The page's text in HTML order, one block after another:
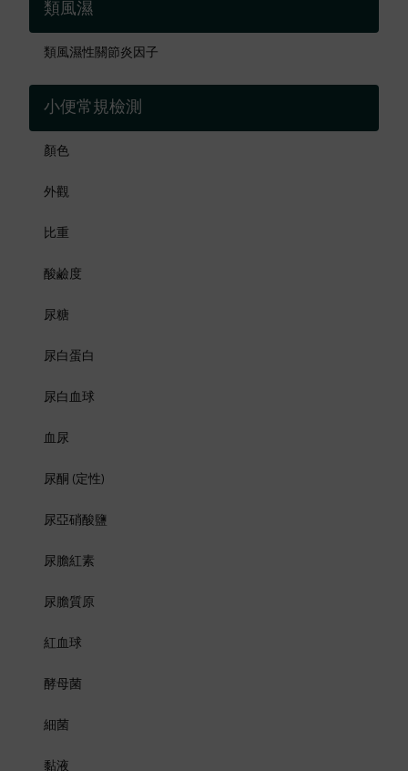
類風濕
類風濕性關節炎因子
小便常規檢測
顏色
外觀
比重
酸鹼度
尿糖
尿白蛋白
尿白血球
血尿
尿酮 (定性)
尿亞硝酸鹽
尿膽紅素
尿膽質原
紅血球
酵母菌
細菌
黏液